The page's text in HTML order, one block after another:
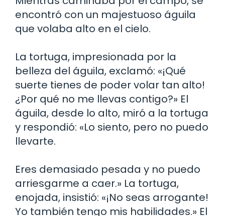
encontró con un majestuoso águila
que volaba alto en el cielo.
La tortuga, impresionada por la
belleza del águila, exclamó: «¡Qué
suerte tienes de poder volar tan alto!
¿Por qué no me llevas contigo?» El
águila, desde lo alto, miró a la tortuga
y respondió: «Lo siento, pero no puedo
llevarte.
Eres demasiado pesada y no puedo
arriesgarme a caer.» La tortuga,
enojada, insistió: «¡No seas arrogante!
Yo también tengo mis habilidades.» El